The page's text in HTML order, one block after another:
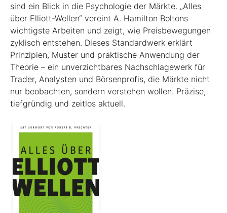
sind ein Blick in die Psychologie der Märkte. „Alles
über Elliott-Wellen“ vereint A. Hamilton Boltons
wichtigste Arbeiten und zeigt, wie Preisbewegungen
zyklisch entstehen. Dieses Standardwerk erklärt
Prinzipien, Muster und praktische Anwendung der
Theorie – ein unverzichtbares Nachschlagewerk für
Trader, Analysten und Börsenprofis, die Märkte nicht
nur beobachten, sondern verstehen wollen. Präzise,
tiefgründig und zeitlos aktuell.